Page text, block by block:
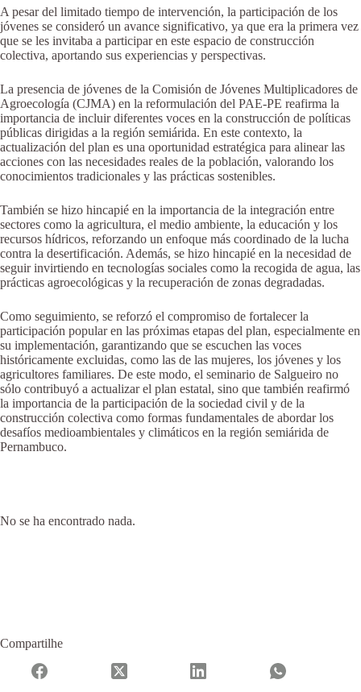
A pesar del limitado tiempo de intervención, la participación de los
jóvenes se consideró un avance significativo, ya que era la primera vez
que se les invitaba a participar en este espacio de construcción
colectiva, aportando sus experiencias y perspectivas.
La presencia de jóvenes de la Comisión de Jóvenes Multiplicadores de
Agroecología (CJMA) en la reformulación del PAE-PE reafirma la
importancia de incluir diferentes voces en la construcción de políticas
públicas dirigidas a la región semiárida. En este contexto, la
actualización del plan es una oportunidad estratégica para alinear las
acciones con las necesidades reales de la población, valorando los
conocimientos tradicionales y las prácticas sostenibles.
También se hizo hincapié en la importancia de la integración entre
sectores como la agricultura, el medio ambiente, la educación y los
recursos hídricos, reforzando un enfoque más coordinado de la lucha
contra la desertificación. Además, se hizo hincapié en la necesidad de
seguir invirtiendo en tecnologías sociales como la recogida de agua, las
prácticas agroecológicas y la recuperación de zonas degradadas.
Como seguimiento, se reforzó el compromiso de fortalecer la
participación popular en las próximas etapas del plan, especialmente en
su implementación, garantizando que se escuchen las voces
históricamente excluidas, como las de las mujeres, los jóvenes y los
agricultores familiares. De este modo, el seminario de Salgueiro no
sólo contribuyó a actualizar el plan estatal, sino que también reafirmó
la importancia de la participación de la sociedad civil y de la
construcción colectiva como formas fundamentales de abordar los
desafíos medioambientales y climáticos en la región semiárida de
Pernambuco.
No se ha encontrado nada.
Compartilhe